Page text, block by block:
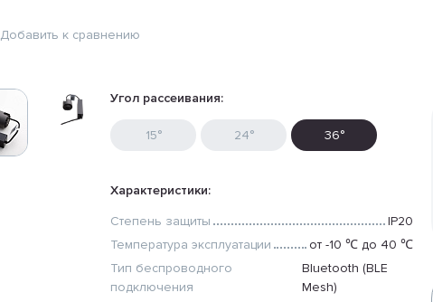
Добавить к сравнению
Угол рассеивания:
15° 24° 36°
Характеристики:
Степень защиты
IP20
Температура эксплуатации
от -10 ℃ до 40 ℃
Тип беспроводного
подключения
Bluetooth (BLE
Mesh)